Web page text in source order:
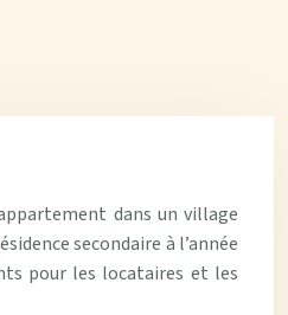
dans un village
secondaire à l’année
pour les locataires et les